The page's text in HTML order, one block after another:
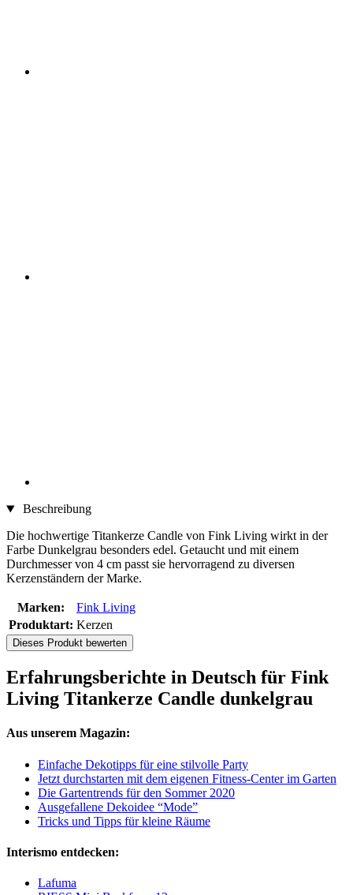
Beschreibung
Die hochwertige Titankerze Candle von Fink Living wirkt in der
Farbe Dunkelgrau besonders edel. Getaucht und mit einem
Durchmesser von 4 cm passt sie hervorragend zu diversen
Kerzenständern der Marke.
Marken:
Fink Living
Produktart: Kerzen
Dieses Produkt bewerten
Erfahrungsberichte in Deutsch für Fink
Living Titankerze Candle dunkelgrau
Aus unserem Magazin:
Einfache Dekotipps für eine stilvolle Party
Jetzt durchstarten mit dem eigenen Fitness-Center im Garten
Die Gartentrends für den Sommer 2020
Ausgefallene Dekoidee “Mode”
Tricks und Tipps für kleine Räume
Interismo entdecken:
Lafuma